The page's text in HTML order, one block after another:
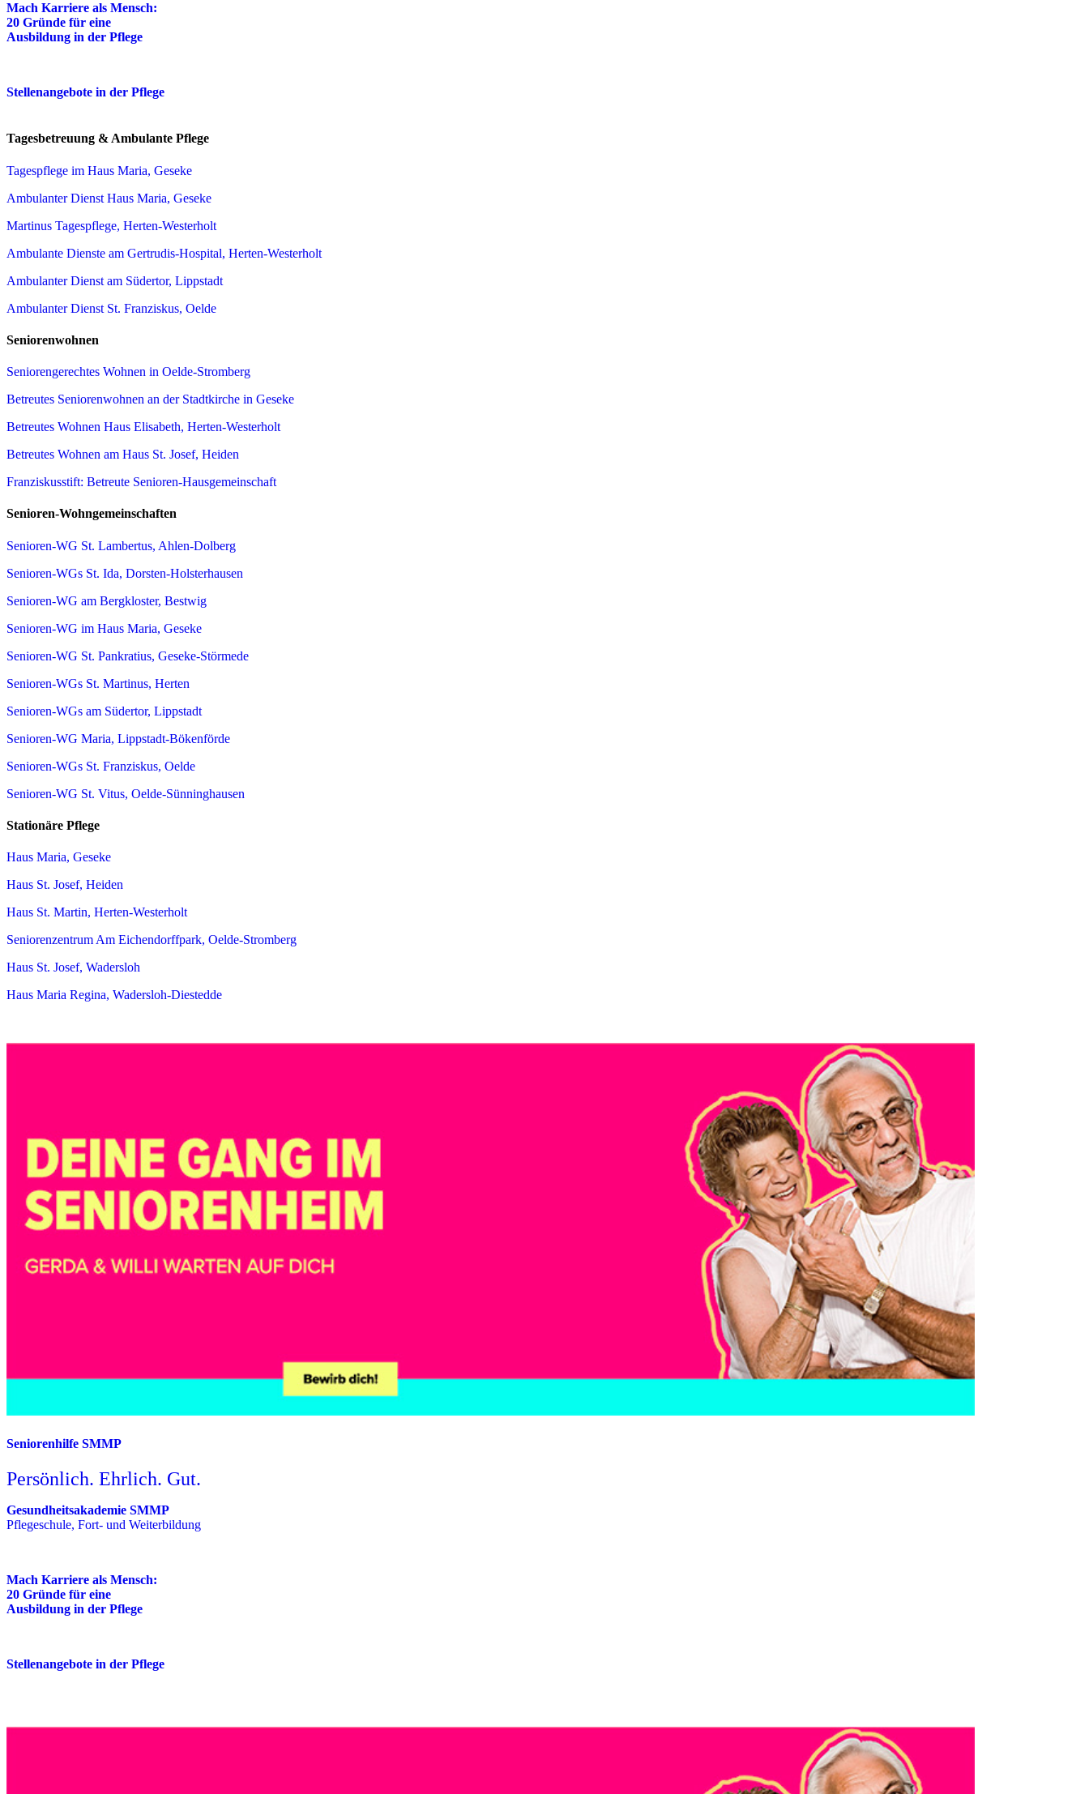
Mach Karriere als Mensch:
20 Gründe für eine
Ausbildung in der Pflege
Stellenangebote in der Pflege
Tagesbetreuung & Ambulante Pflege
Tagespflege im Haus Maria, Geseke
Ambulanter Dienst Haus Maria, Geseke
Martinus Tagespflege, Herten-Westerholt
Ambulante Dienste am Gertrudis-Hospital, Herten-Westerholt
Ambulanter Dienst am Südertor, Lippstadt
Ambulanter Dienst St. Franziskus, Oelde
Seniorenwohnen
Seniorengerechtes Wohnen in Oelde-Stromberg
Betreutes Seniorenwohnen an der Stadtkirche in Geseke
Betreutes Wohnen Haus Elisabeth, Herten-Westerholt
Betreutes Wohnen am Haus St. Josef, Heiden
Franziskusstift: Betreute Senioren-Hausgemeinschaft
Senioren-Wohngemeinschaften
Senioren-WG St. Lambertus, Ahlen-Dolberg
Senioren-WGs St. Ida, Dorsten-Holsterhausen
Senioren-WG am Bergkloster, Bestwig
Senioren-WG im Haus Maria, Geseke
Senioren-WG St. Pankratius, Geseke-Störmede
Senioren-WGs St. Martinus, Herten
Senioren-WGs am Südertor, Lippstadt
Senioren-WG Maria, Lippstadt-Bökenförde
Senioren-WGs St. Franziskus, Oelde
Senioren-WG St. Vitus, Oelde-Sünninghausen
Stationäre Pflege
Haus Maria, Geseke
Haus St. Josef, Heiden
Haus St. Martin, Herten-Westerholt
Seniorenzentrum Am Eichendorffpark, Oelde-Stromberg
Haus St. Josef, Wadersloh
Haus Maria Regina, Wadersloh-Diestedde
Seniorenhilfe SMMP
Persönlich. Ehrlich. Gut.
Gesundheitsakademie SMMP
Pflegeschule, Fort- und Weiterbildung
Mach Karriere als Mensch:
20 Gründe für eine
Ausbildung in der Pflege
Stellenangebote in der Pflege